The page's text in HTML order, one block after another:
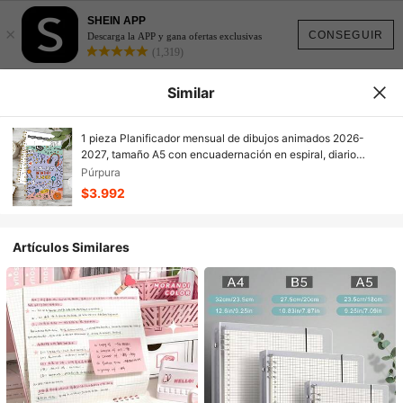
CONSEGUIR
×
SHEIN APP
Descarga la APP y gana ofertas exclusivas
(1,319)
Similar
1 pieza Planificador mensual de dibujos animados 2026-
2027, tamaño A5 con encuadernación en espiral, diario
planificador semanal, para gestión del tiempo y seguimiento
de metas, papelería estudiantil y suministros de oficina
Púrpura
$3.992
Artículos Similares